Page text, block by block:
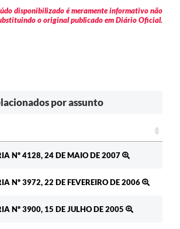
disponibilizado é meramente informativo não
o original publicado em Diário Oficial.
por assunto
Nº 4128, 24 DE MAIO DE 2007
Nº 3972, 22 DE FEVEREIRO DE 2006
Nº 3900, 15 DE JULHO DE 2005